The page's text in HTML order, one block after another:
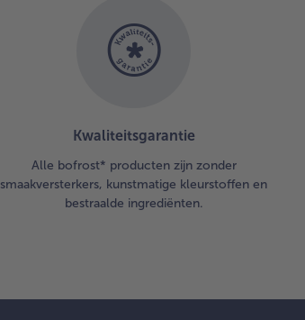
Kwaliteitsgarantie
Alle bofrost* producten zijn zonder
smaakversterkers, kunstmatige kleurstoffen en
bestraalde ingrediënten.